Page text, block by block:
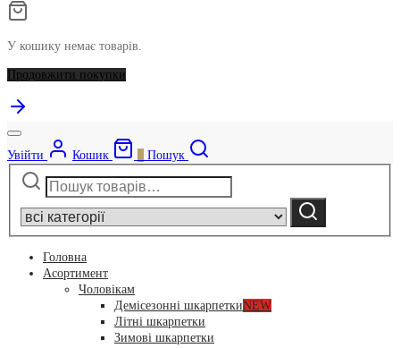
У кошику немає товарів.
Продовжити покупки
Увійти Кошик
Пошук
Шукати:
category:
Шукати
Головна
Асортимент
Чоловікам
Демісезонні шкарпеткиNEW
Літні шкарпетки
Зимові шкарпетки